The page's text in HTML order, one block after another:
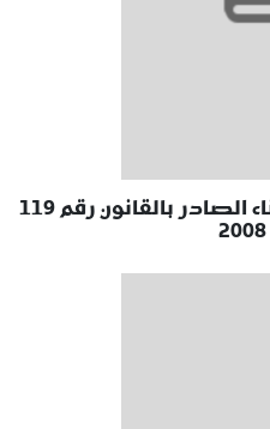
اللايحة التنفيذية لقانون البناء الصادر بالقانون رقم 119